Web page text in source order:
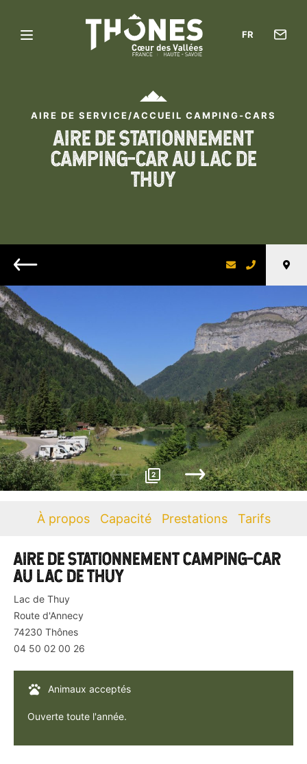
Menu
des
Vallées
FR
AIRE DE SERVICE/ACCUEIL CAMPING-CARS
AIRE DE STATIONNEMENT
CAMPING-CAR AU LAC DE
THUY
Retour
2
À propos Capacité Prestations Tarifs
AIRE DE STATIONNEMENT CAMPING-CAR
AU LAC DE THUY
Lac de Thuy
Route d'Annecy
74230 Thônes
04 50 02 00 26
Animaux acceptés
Ouverte toute l'année.